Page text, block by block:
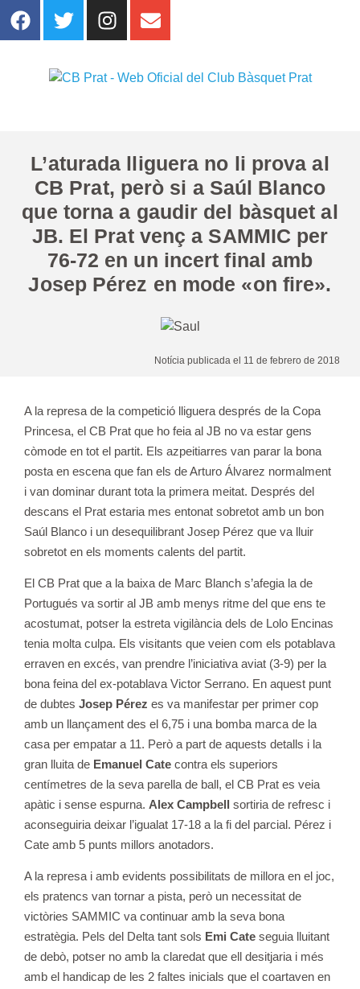
L’aturada lliguera no li prova al
CB Prat, però si a Saúl Blanco
que torna a gaudir del bàsquet al
JB. El Prat venç a SAMMIC per
76-72 en un incert final amb
Josep Pérez en mode «on fire».
Notícia publicada el 11 de febrero de 2018
A la represa de la competició lliguera després de la Copa
Princesa, el CB Prat que ho feia al JB no va estar gens
còmode en tot el partit. Els azpeitiarres van parar la bona
posta en escena que fan els de Arturo Álvarez normalment
i van dominar durant tota la primera meitat. Després del
descans el Prat estaria mes entonat sobretot amb un bon
Saúl Blanco i un desequilibrant Josep Pérez que va lluir
sobretot en els moments calents del partit.
El CB Prat que a la baixa de Marc Blanch s’afegia la de
Portugués va sortir al JB amb menys ritme del que ens te
acostumat, potser la estreta vigilància dels de Lolo Encinas
tenia molta culpa. Els visitants que veien com els potablava
erraven en excés, van prendre l’iniciativa aviat (3-9) per la
bona feina del ex-potablava Victor Serrano. En aquest punt
de dubtes Josep Pérez es va manifestar per primer cop
amb un llançament des el 6,75 i una bomba marca de la
casa per empatar a 11. Però a part de aquests detalls i la
gran lluita de Emanuel Cate contra els superiors
centímetres de la seva parella de ball, el CB Prat es veia
apàtic i sense espurna. Alex Campbell sortiria de refresc i
aconseguiria deixar l’igualat 17-18 a la fi del parcial. Pérez i
Cate amb 5 punts millors anotadors.
A la represa i amb evidents possibilitats de millora en el joc,
els pratencs van tornar a pista, però un necessitat de
victòries SAMMIC va continuar amb la seva bona
estratègia. Pels del Delta tant sols Emi Cate seguia lluitant
de debò, potser no amb la claredat que ell desitjaria i més
amb el handicap de les 2 faltes inicials que el coartaven en